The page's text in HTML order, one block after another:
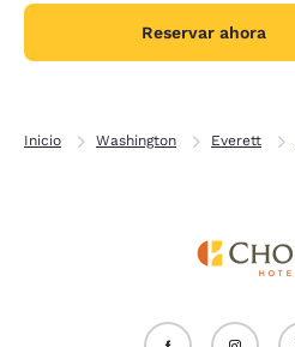
Reservar ahora
Inicio Washington Everett